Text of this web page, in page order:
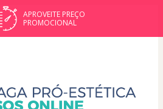
APROVEITE PREÇO
PROMOCIONAL